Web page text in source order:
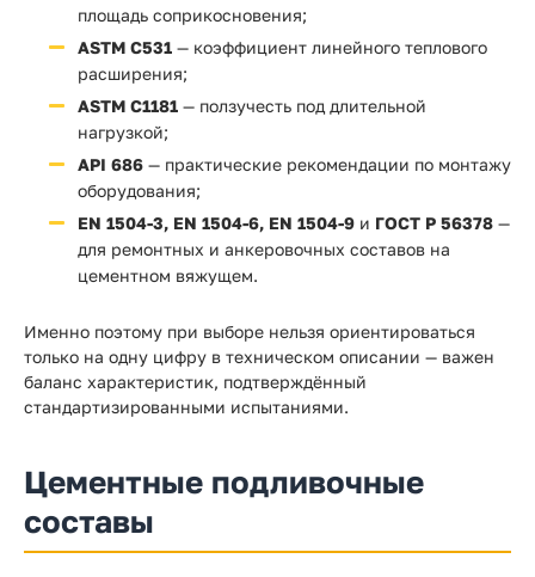
площадь соприкосновения;
ASTM C531 — коэффициент линейного теплового
расширения;
ASTM C1181 — ползучесть под длительной
нагрузкой;
API 686 — практические рекомендации по монтажу
оборудования;
EN 1504-3, EN 1504-6, EN 1504-9 и ГОСТ Р 56378 —
для ремонтных и анкеровочных составов на
цементном вяжущем.
Именно поэтому при выборе нельзя ориентироваться
только на одну цифру в техническом описании — важен
баланс характеристик, подтверждённый
стандартизированными испытаниями.
Цементные подливочные
составы